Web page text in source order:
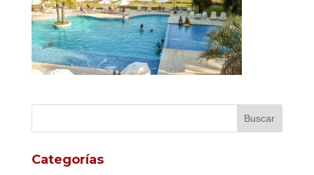
Categorías